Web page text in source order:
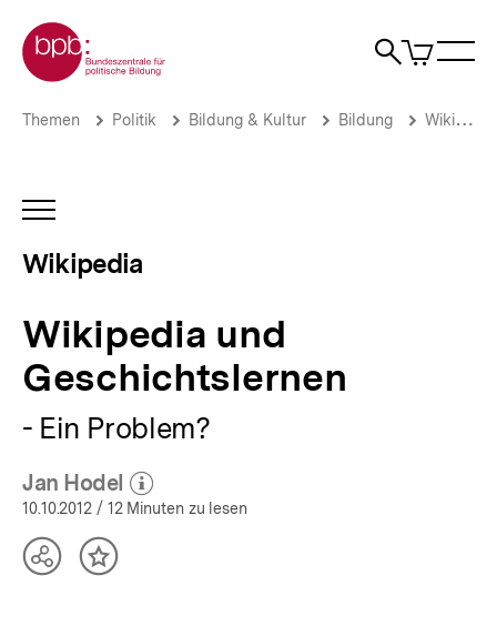
zum
Seiteninhalt
springen
Zur Startseite der bpb
Suche
Artikel
im
Wikipedia
Wikipedia
bpb.de
Brotkrümelnavigation
Pfadnavigation
Themen Politik Bildung & Kultur Bildung Wikipedia
INHALTSNAVIGATION
Wikipedia
Wikipedia und
Geschichtslernen
- Ein Problem?
Jan Hodel
(Mehr zum Autor)
öffnen
10.10.2012 / 12 Minuten zu lesen
TeilenInhalt